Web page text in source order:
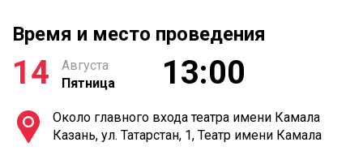
Время и место проведения
14
Августа
Пятница
13:00
Около главного входа театра имени Камала
Казань, ул. Татарстан, 1, Театр имени Камала